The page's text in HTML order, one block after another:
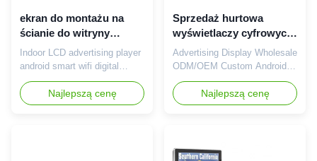
ekran do montażu na
ścianie do witryny
sklepowej
Indoor LCD advertising player
android smart wifi digital
picture frame wall mount
screen for shop window lcd
display Characteristical: 1.
Najlepszą cenę
Sprzedaż hurtowa
wyświetlaczy cyfrowych
Android ODM/OEM
Advertising Display Wholesale
ODM/OEM Custom Android
Digital Display LCD Screen for
Supermarket Retail Stores
VETO can produce 15-84 inch
service enquiries and
Najlepszą cenę